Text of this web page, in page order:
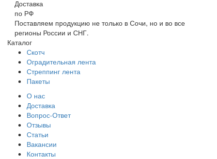
Доставка
по РФ
Поставляем продукцию не только в Сочи, но и во все
регионы России и СНГ.
Каталог
Скотч
Оградительная лента
Стреппинг лента
Пакеты
О нас
Доставка
Вопрос-Ответ
Отзывы
Статьи
Вакансии
Контакты